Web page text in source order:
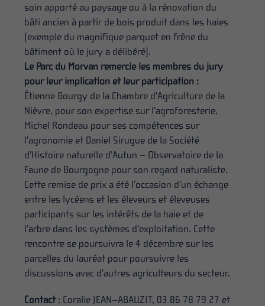
soin apporté au paysage ou à la rénovation du
bâti ancien à partir de bois produit dans les haies
(exemple du magnifique parquet en frêne du
bâtiment où le jury a délibéré).
Le Parc du Morvan remercie les membres du jury
pour leur implication et leur participation :
Étienne Bourgy de la Chambre d’Agriculture de la
Nièvre, pour son expertise sur l’agroforesterie,
Michel Rondeau pour ses compétences sur
l’agronomie et Daniel Sirugue de la Société
d’Histoire naturelle d’Autun – Observatoire de la
Faune de Bourgogne pour son regard naturaliste.
Cette remise de prix a été l’occasion d’un échange
entre les lycéens et les éleveurs et éleveuses
participants sur les intérêts de la haie et de
l’arbre dans les systèmes d’exploitation. Cette
rencontre se poursuivra le 4 décembre sur les
parcelles du lauréat pour poursuivre les
discussions avec d’autres agriculteurs du secteur.
Contact: Coralie JEAN–ABAUZIT, 03 86 78 79 27 et